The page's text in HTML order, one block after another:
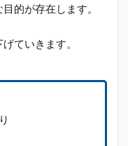
的が存在します。
ていきます。